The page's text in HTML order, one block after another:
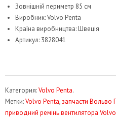
Зовнішній периметр 85 см
Виробник: Volvo Penta
Країна виробництва: Швеція
Артикул: 3828041
Категория:Volvo Penta.
Метки:Volvo Penta,запчасти Вольво
приводний ремінь вентилятора